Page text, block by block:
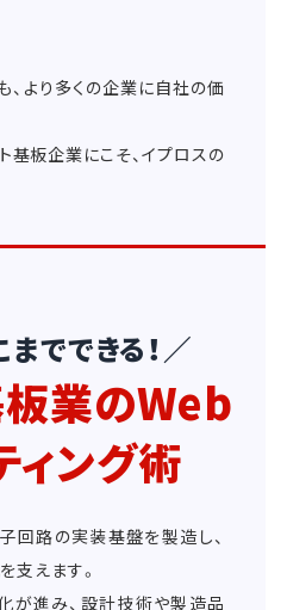
、より多くの企業に自社の価
基板企業にこそ、イプロスの
でできる！／
板業のWeb
ィング術
回路の実装基盤を製造し、
支えます。
が進み、設計技術や製造品